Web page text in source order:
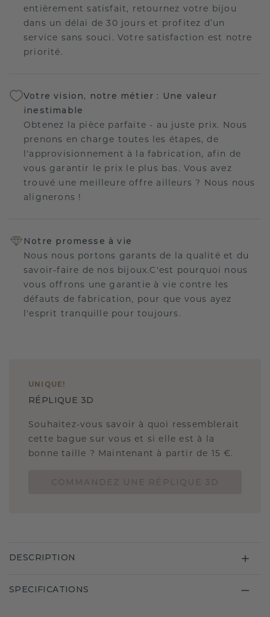
entièrement satisfait, retournez votre bijou
dans un délai de 30 jours et profitez d’un
service sans souci. Votre satisfaction est notre
priorité.
Votre vision, notre métier : Une valeur
inestimable
Obtenez la pièce parfaite - au juste prix. Nous
prenons en charge toutes les étapes, de
l'approvisionnement à la fabrication, afin de
vous garantir le prix le plus bas. Vous avez
trouvé une meilleure offre ailleurs ? Nous nous
alignerons !
Notre promesse à vie
Nous nous portons garants de la qualité et du
savoir-faire de nos bijoux.C'est pourquoi nous
vous offrons une garantie à vie contre les
défauts de fabrication, pour que vous ayez
l'esprit tranquille pour toujours.
UNIQUE !
RÉPLIQUE 3D
Souhaitez-vous savoir à quoi ressemblerait
cette bague sur vous et si elle est à la
bonne taille ? Maintenant à partir de 15 €.
DESCRIPTION
SPECIFICATIONS